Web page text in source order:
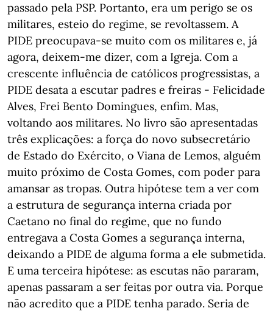
passado pela PSP. Portanto, era um perigo se os
militares, esteio do regime, se revoltassem. A
PIDE preocupava-se muito com os militares e, já
agora, deixem-me dizer, com a Igreja. Com a
crescente influência de católicos progressistas, a
PIDE desata a escutar padres e freiras - Felicidade
Alves, Frei Bento Domingues, enfim. Mas,
voltando aos militares. No livro são apresentadas
três explicações: a força do novo subsecretário
de Estado do Exército, o Viana de Lemos, alguém
muito próximo de Costa Gomes, com poder para
amansar as tropas. Outra hipótese tem a ver com
a estrutura de segurança interna criada por
Caetano no final do regime, que no fundo
entregava a Costa Gomes a segurança interna,
deixando a PIDE de alguma forma a ele submetida.
E uma terceira hipótese: as escutas não pararam,
apenas passaram a ser feitas por outra via. Porque
não acredito que a PIDE tenha parado. Seria de